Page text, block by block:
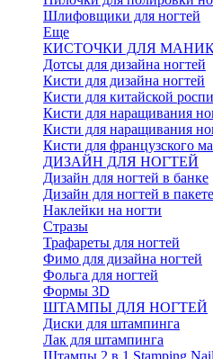
Шлифовщики для ногтей
Еще
КИСТОЧКИ ДЛЯ
Дотсы для дизайна ногтей
Кисти для дизайна ногтей
Кисти для китайской
Кисти для наращивания
Кисти для наращивания
Кисти для французского
ДИЗАЙН ДЛЯ НОГТЕЙ
Дизайн для ногтей в банке
Дизайн для ногтей в пакете
Наклейки на ногти
Стразы
Трафареты для ногтей
Фимо для дизайна ногтей
Фольга для ногтей
Формы 3D
ШТАМПЫ ДЛЯ НОГТЕЙ
Диски для штампинга
Лак для штампинга
Штампы 2 в 1 Stamping